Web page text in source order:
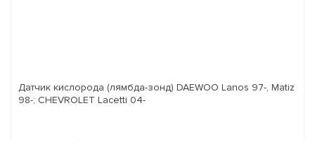
Датчик кислорода (лямбда-зонд) DAEWOO Lanos 97-, Matiz
98-; CHEVROLET Lacetti 04-